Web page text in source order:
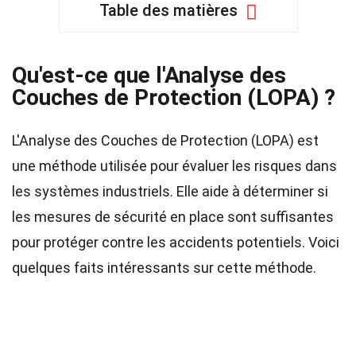
Table des matières
Qu'est-ce que l'Analyse des
Couches de Protection (LOPA) ?
L'Analyse des Couches de Protection (LOPA) est
une méthode utilisée pour évaluer les risques dans
les systèmes industriels. Elle aide à déterminer si
les mesures de sécurité en place sont suffisantes
pour protéger contre les accidents potentiels. Voici
quelques faits intéressants sur cette méthode.